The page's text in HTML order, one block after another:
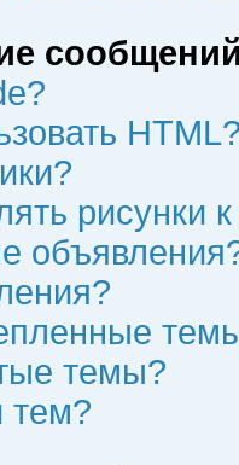
рисунки
темы?
тем?